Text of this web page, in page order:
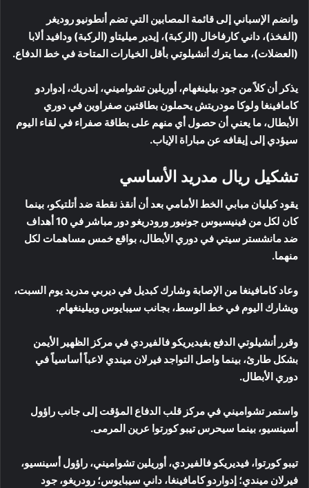
وانضم الإسباني إلى قائمة المصابين التي تضم أنطونيو روديغر
(الفخذ)، داني كارفاخال (الركبة)، إيدير ميليتاو (الركبة) ودافيد ألابا
(العضلات)، مما يترك أنشيلوتي بأقل الخيارات المتاحة في خط الدفاع.
يذكر أن كلاً من جود بيلينغهام، أوريلين تشواميني، إندريك، إدواردو
كامافينغا ولوكا مودريتش يحملون بطاقتين صفراوين في دوري
الأبطال، ما يعني أن حصول أي منهم على بطاقة صفراء في لقاء اليوم
سيؤدي إلى إيقافه عن مباراة الإياب.
تشكيل ريال مدريد الأساسي
يقود كيليان مبابي الخط الأمامي بعد أن أنقذ نقطة ضد أتلتيكو، بينما
كان لكل من فينيسيوس جونيور ورودريغو دور مباشر في 10 أهداف
ضد مانشستر سيتي في دوري الأبطال، بواقع خمس مساهمات لكل
منهما.
وعاد كامافينغا من الإصابة وشارك كبديل في ديربي مدريد يوم السبت،
ويشارك اليوم في خط الوسط، بجانب سيبايوس وبيلينغهام.
وقرر أنشيلوتي الدفع بفيديريكو فالفيردي في مركز الظهير الأيمن
بشكل طارئ، بينما واصل التواجد فيرلان ميندي لاعباً أساسياً في
دوري الأبطال.
واستمر تشواميني في مركز قلب الدفاع المؤقت إلى جانب راؤول
أسينسيو، بينما سيحرس تيبو كورتوا عرين المرمى.
تيبو كورتوا، فيديريكو فالفيردي، أوريلين تشواميني، راؤول أسينسيو،
فيرلان ميندي؛ إدواردو كامافينغا، داني سيبايوس؛ رودريغو، جود